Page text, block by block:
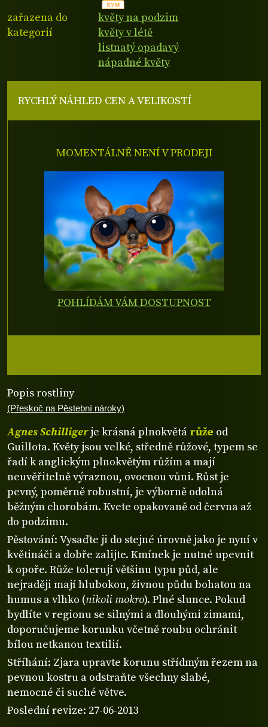
zařazena do
kategorií
květy na podzim
květy v létě
listnatý opadavý
nápadné květy
Popis rostliny
(Přeskoč na Pěstební nároky)
Agnes Schilligerje krásná plnokvětá růže od
Guillota. Květy jsou velké, středně růžové, typem se
řadí k anglickým plnokvětým růžím a mají
neuvěřitelně výraznou, ovocnou vůni. Růst je
pevný, poměrně robustní, je výborně odolná
běžným chorobám. Kvete opakovaně od června až
do podzimu.
Pěstování: Vysaďte ji do stejné úrovně jako je nyní v
květináči a dobře zalijte. Kmínek je nutné upevnit
k opoře. Růže tolerují většinu typu půd, ale
nejraději mají hlubokou, živnou půdu bohatou na
humus a vlhko (nikoli mokro). Plné slunce. Pokud
bydlíte v regionu se silnými a dlouhými zimami,
doporučujeme korunku včetně roubu ochránit
bílou netkanou textilií.
Stříhání: Zjara upravte korunu střídmým řezem na
pevnou kostru a odstraňte všechny slabé,
nemocné či suché větve.
Poslední revize: 27-06-2013
RYCHLÝ NÁHLED CEN A VELIKOSTÍ
MOMENTÁLNĚ NENÍ V PRODEJI
POHLÍDÁM VÁM DOSTUPNOST